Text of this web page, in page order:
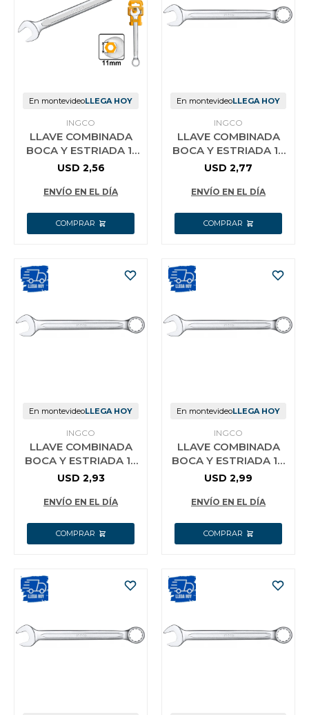
En montevideoLLEGA HOY
INGCO
LLAVE COMBINADA
BOCA Y ESTRIADA 11
MM CR-V INGCO
USD 2,56
ENVÍO EN EL DÍA
En montevideoLLEGA HOY
INGCO
LLAVE COMBINADA
BOCA Y ESTRIADA 12
MM CR-V INGCO
USD 2,77
ENVÍO EN EL DÍA
En montevideoLLEGA HOY
INGCO
LLAVE COMBINADA
BOCA Y ESTRIADA 13
MM CR-V INGCO
USD 2,93
ENVÍO EN EL DÍA
En montevideoLLEGA HOY
INGCO
LLAVE COMBINADA
BOCA Y ESTRIADA 14
MM CR-V INGCO
USD 2,99
ENVÍO EN EL DÍA